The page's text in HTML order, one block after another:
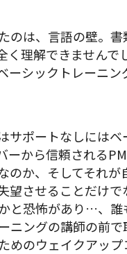
のは、言語の壁。
く理解できません
ーシックトレーニ
サポートなしには
ーから信頼される
のか、そしてそれ
望させることだけ
と恐怖があり…、
ニングの講師の前
めのウェイクアップ